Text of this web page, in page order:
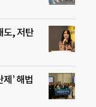
도, 저탄
’ 해법